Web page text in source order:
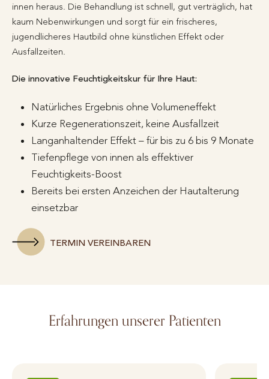
innen heraus. Die Behandlung ist schnell, gut verträglich, hat
kaum Nebenwirkungen und sorgt für ein frischeres,
jugendlicheres Hautbild ohne künstlichen Effekt oder
Ausfallzeiten.
Die innovative Feuchtigkeitskur für Ihre Haut:
Natürliches Ergebnis ohne Volumeneffekt
Kurze Regenerationszeit, keine Ausfallzeit
Langanhaltender Effekt – für bis zu 6 bis 9 Monate
Tiefenpflege von innen als effektiver
Feuchtigkeits-Boost
Bereits bei ersten Anzeichen der Hautalterung
einsetzbar
TERMIN VEREINBAREN
Erfahrungen unserer Patienten